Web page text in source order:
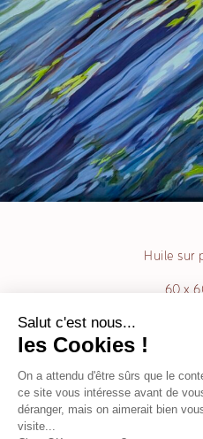
Huile sur
60 x
Muriel Chazalon